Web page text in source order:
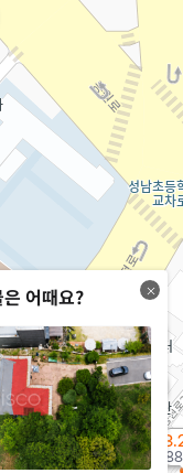
55억
'25. 07
1.8억
36m²
18.68억
'11. 06
어때요?